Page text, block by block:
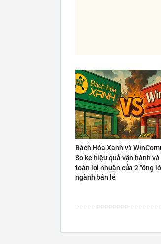
Bách Hóa Xanh và
So kè hiệu quả vận hành và
toán lợi nhuận của 2 "ông
ngành bán lẻ